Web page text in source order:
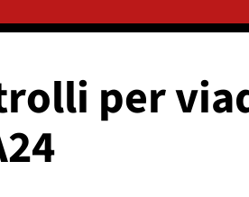
per